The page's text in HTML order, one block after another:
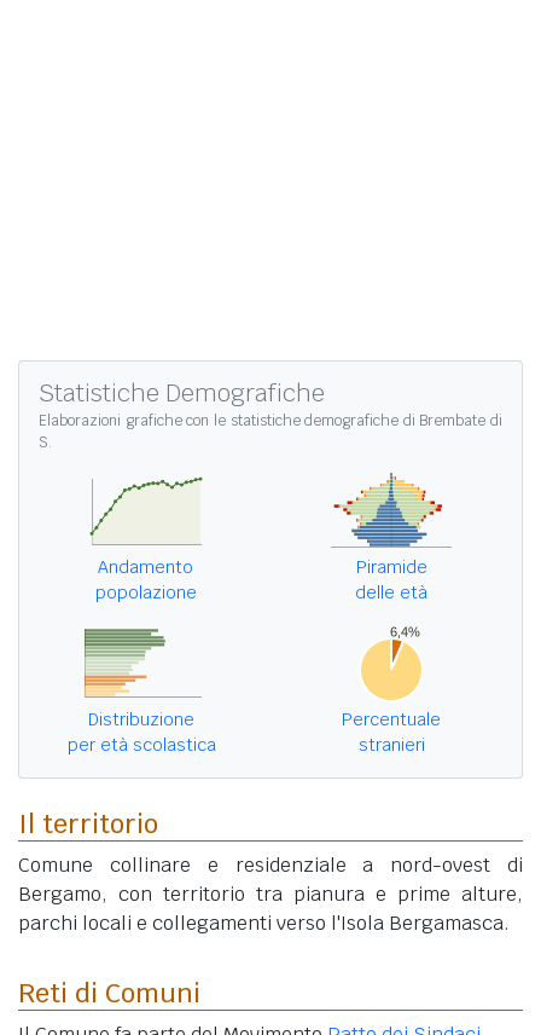
Statistiche Demografiche
Elaborazioni grafiche con le statistiche demografiche di Brembate di
S.
Andamento
popolazione
Piramide
delle età
Distribuzione
per età scolastica
Percentuale
stranieri
Il territorio
Comune collinare e residenziale a nord-ovest di
Bergamo, con territorio tra pianura e prime alture,
parchi locali e collegamenti verso l'Isola Bergamasca.
Reti di Comuni